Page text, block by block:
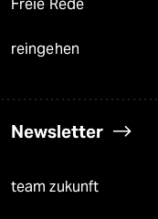
Freie Rede
reingehen
Newsletter
team zukunft